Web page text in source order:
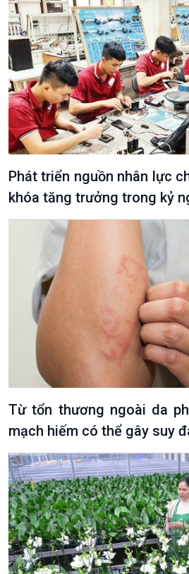
Podcast
Góc
10
Đối
Phát triển nguồn nhân lực
khóa tăng trưởng trong kỷ
Từ tổn thương ngoài da
mạch hiếm có thể gây suy